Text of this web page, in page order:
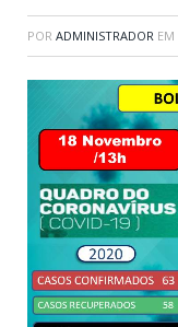
POR ADMINISTRADOR EM